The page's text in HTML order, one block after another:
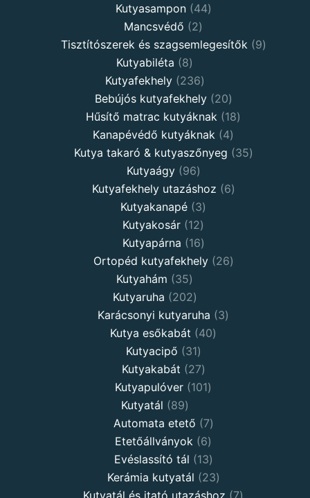
Kutyasampon
44
Mancsvédő
2
Tisztítószerek és szagsemlegesítők
9
Kutyabiléta
8
Kutyafekhely
236
Bebújós kutyafekhely
20
Hűsítő matrac kutyáknak
18
Kanapévédő kutyáknak
4
Kutya takaró & kutyaszőnyeg
35
Kutyaágy
96
Kutyafekhely utazáshoz
6
Kutyakanapé 3
Kutyakosár 12
Kutyapárna
16
Ortopéd kutyafekhely
26
Kutyahám
35
Kutyaruha
202
Karácsonyi kutyaruha
3
Kutya esőkabát
40
Kutyacipő
31
Kutyakabát
27
Kutyapulóver 101
Kutyatál
89
Automata etető
7
Etetőállványok
6
Evéslassító tál
13
Kerámia kutyatál
23
Kutyatál és itató utazáshoz
7